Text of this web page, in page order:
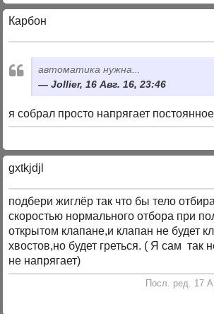
Карбон
автоматика нужна...
Jollier, 16 Авг. 16, 23:46
я собрал просто напрягает
gxtkjdjl
подбери жиглёр так что бы тело
скоростью нормального отбора при
открытом клапане,и клапан не будет
хвостов,но будет греться. ( Я сам так
не напрягает)
Посл. ред. 17